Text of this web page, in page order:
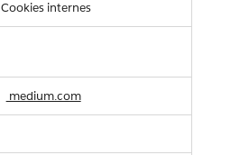
Cookies internes
medium.com